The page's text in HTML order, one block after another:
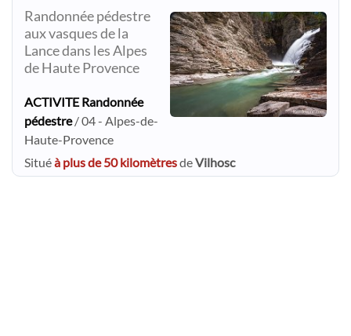
Randonnée pédestre
aux vasques de la
Lance dans les Alpes
de Haute Provence
ACTIVITE Randonnée
pédestre/ 04 - Alpes-de-
Haute-Provence
Situéà plus de 50 kilomètresdeVilhosc